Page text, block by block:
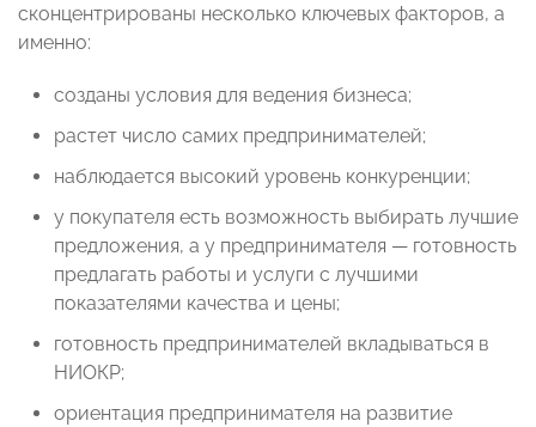
сконцентрированы несколько ключевых факторов, а
именно:
созданы условия для ведения бизнеса;
растет число самих предпринимателей;
наблюдается высокий уровень конкуренции;
у покупателя есть возможность выбирать лучшие
предложения, а у предпринимателя — готовность
предлагать работы и услуги с лучшими
показателями качества и цены;
готовность предпринимателей вкладываться в
НИОКР;
ориентация предпринимателя на развитие